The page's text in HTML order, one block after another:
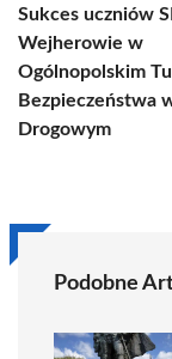
Sukces uczniów
Wejherowie w
Ogólnopolskim
Bezpieczeństwa
Drogowym
Podobne